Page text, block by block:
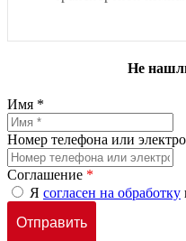
Не
Имя *
Номер телефона или
Соглашение *
Я согласен на обработку